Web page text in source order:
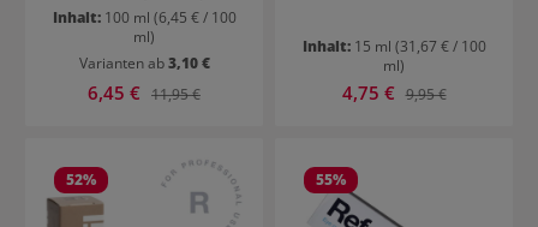
Inhalt: 100 ml (6,45 € / 100
ml)
Varianten ab3,10 €
Verkaufspreis:
6,45 € Regulärer Preis:
11,95 €
Inhalt: 15 ml (31,67 € / 100
ml)
Verkaufspreis:
4,75 € Regulärer Preis:
9,95 €
52% 55%